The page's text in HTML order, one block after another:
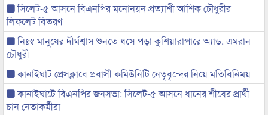
সিলেট-৫ আসনে বিএনপির মনোনয়ন প্রত্যাশী আশিক চৌধুরীর
লিফলেট বিতরণ
নিঃস্ব মানুষের দীর্ঘশ্বাস শুনতে ধসে পড়া কুশিয়ারাপারে অ্যাড. এমরান
চৌধুরী
কানাইঘাট প্রেসক্লাবে প্রবাসী কমিউনিটি নেতৃবৃন্দের নিয়ে মতিবিনিময়
কানাইঘাটে বিএনপির জনসভা: সিলেট-৫ আসনে ধানের শীষের প্রার্থী
চান নেতাকর্মীরা